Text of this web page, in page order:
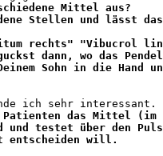
Mittel aus?
Stellen und lässt
rechts" "Vibucrol
dann, wo das
Sohn in die Hand
Patienten das Mittel (im
und testet über den
entscheiden will.